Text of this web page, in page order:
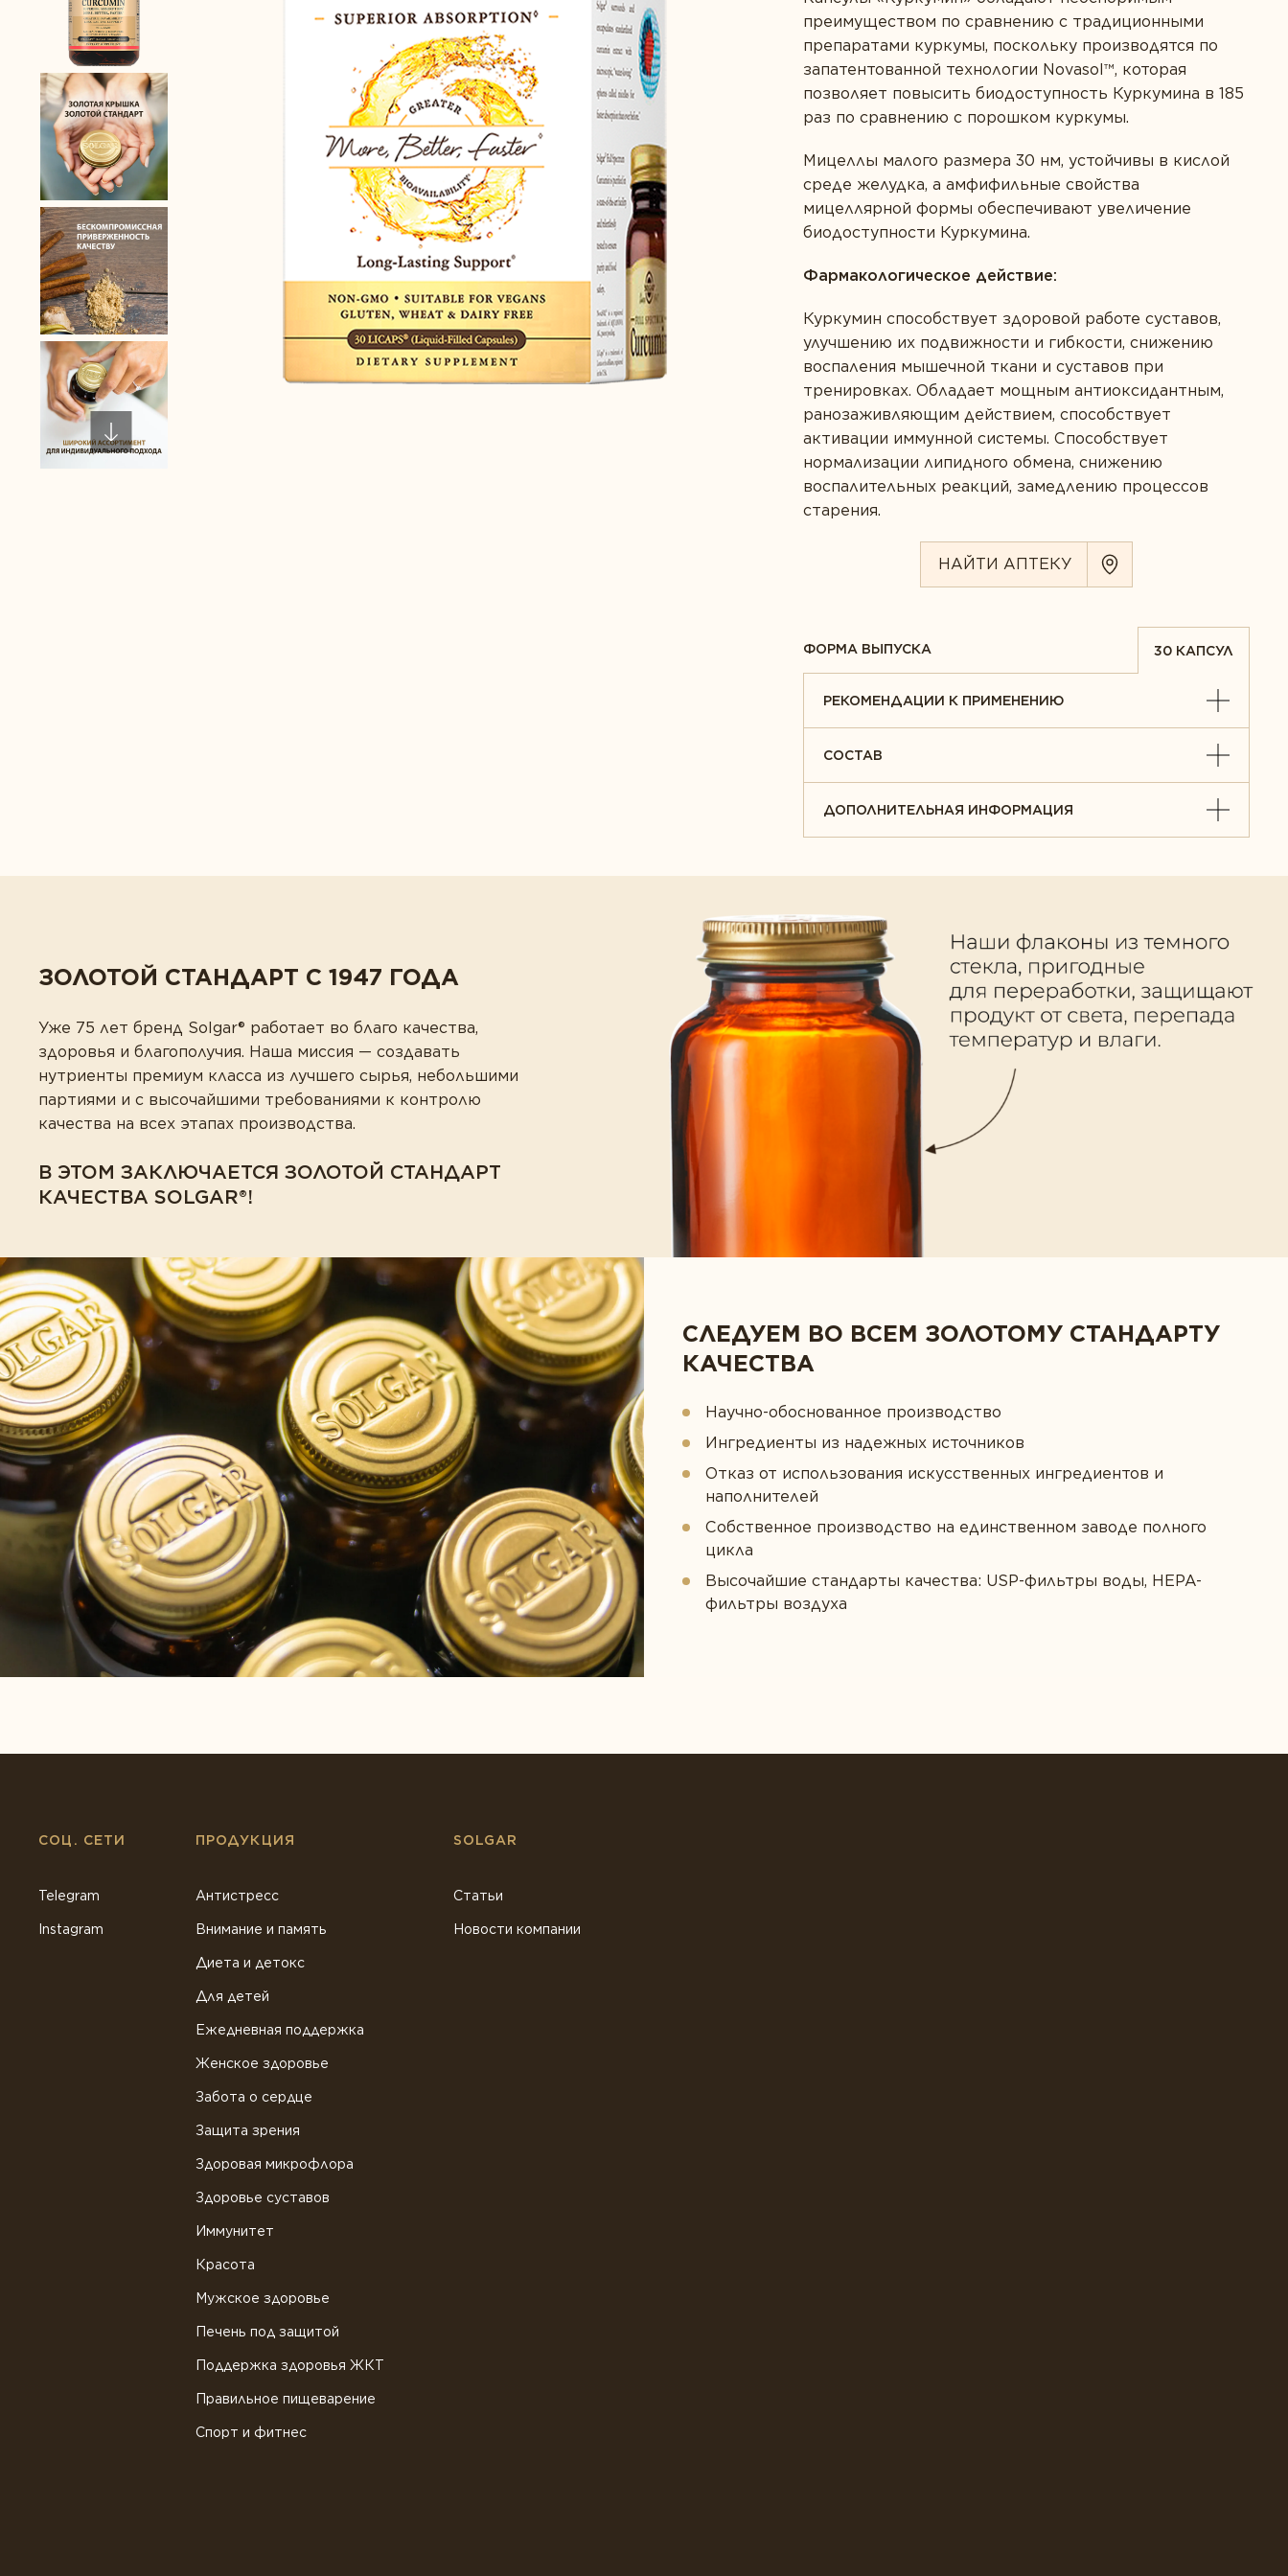
Забота о сердце
Защита зрения
Здоровая микрофлора
Правильное пищеварение
Спорт и фитнес
преимуществом по сравнению с традиционными
препаратами куркумы, поскольку производятся по
запатентованной технологии Novasol™, которая
позволяет повысить биодоступность Куркумина в 185
раз по сравнению с порошком куркумы.
Мицеллы малого размера 30 нм, устойчивы в кислой
среде желудка, а амфифильные свойства
мицеллярной формы обеспечивают увеличение
биодоступности Куркумина.
Фармакологическое действие:
Куркумин способствует здоровой работе суставов,
улучшению их подвижности и гибкости, снижению
воспаления мышечной ткани и суставов при
тренировках. Обладает мощным антиоксидантным,
ранозаживляющим действием, способствует
активации иммунной системы. Способствует
нормализации липидного обмена, снижению
воспалительных реакций, замедлению процессов
старения.
НАЙТИ АПТЕКУ
ФОРМА ВЫПУСКА 30 КАПСУЛ
РЕКОМЕНДАЦИИ К ПРИМЕНЕНИЮ
СОСТАВ
ДОПОЛНИТЕЛЬНАЯ ИНФОРМАЦИЯ
ЗОЛОТОЙ СТАНДАРТ С 1947 ГОДА
Уже 75 лет бренд Solgar® работает во благо качества,
здоровья и благополучия. Наша миссия — создавать
нутриенты премиум класса из лучшего сырья, небольшими
партиями и с высочайшими требованиями к контролю
качества на всех этапах производства.
В ЭТОМ ЗАКЛЮЧАЕТСЯ ЗОЛОТОЙ СТАНДАРТ
КАЧЕСТВА SOLGAR®!
СЛЕДУЕМ ВО ВСЕМ ЗОЛОТОМУ СТАНДАРТУ
КАЧЕСТВА
Научно-обоснованное производство
Ингредиенты из надежных источников
Отказ от использования искусственных ингредиентов и
наполнителей
Собственное производство на единственном заводе полного
цикла
Высочайшие стандарты качества: USP-фильтры воды, HEPA-
фильтры воздуха
СОЦ. СЕТИ
Telegram
Instagram
ПРОДУКЦИЯ
Антистресс
Внимание и память
Диета и детокс
Для детей
Ежедневная поддержка
Женское здоровье
Забота о сердце
Защита зрения
Здоровая микрофлора
Здоровье суставов
Иммунитет
Красота
Мужское здоровье
Печень под защитой
Поддержка здоровья ЖКТ
Правильное пищеварение
Спорт и фитнес
SOLGAR
Статьи
Новости компании